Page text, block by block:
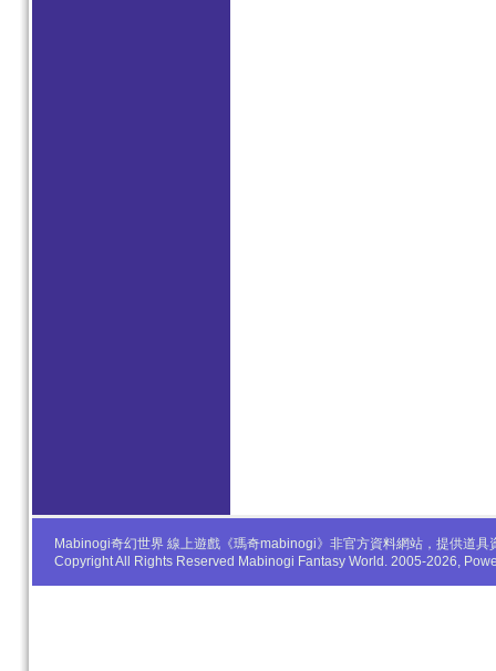
Mabinogi奇幻世界 線上遊戲《瑪奇mabinogi》非官方資料網站，提供道
Copyright All Rights Reserved Mabinogi Fantasy World. 2005-2026,